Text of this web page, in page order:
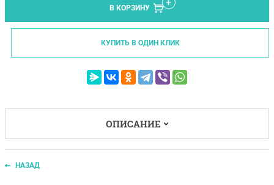
В КОРЗИНУ
КУПИТЬ В ОДИН КЛИК
ОПИСАНИЕ
НАЗАД